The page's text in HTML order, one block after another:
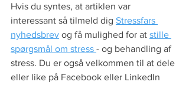
Hvis du syntes, at artiklen var
interessant så tilmeld dig Stressfars
nyhedsbrev og få mulighed for at stille
spørgsmål om stress - og behandling af
stress. Du er også velkommen til at dele
eller like på Facebook eller LinkedIn